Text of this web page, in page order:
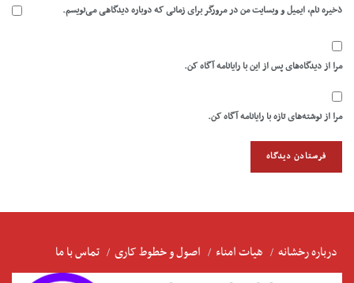
ذخیره نام، ایمیل و وبسایت من در مرورگر برای زمانی که دوباره دیدگاهی می‌نویسم.
مرا از دیدگاه‌های پس از این با رایانامه آگاه کن.
مرا از نوشته‌های تازه با رایانامه آگاه کن.
درباره رخشانه هیات امناء اصول و خطوط کاری تماس با ما